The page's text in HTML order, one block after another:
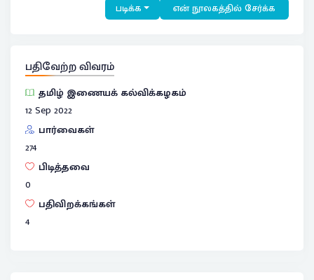
படிக்க என் நூலகத்தில் சேர்க்க
பதிவேற்ற விவரம்
தமிழ் இணையக் கல்விக்கழகம்
12 Sep 2022
பார்வைகள்
274
பிடித்தவை
0
பதிவிறக்கங்கள்
4